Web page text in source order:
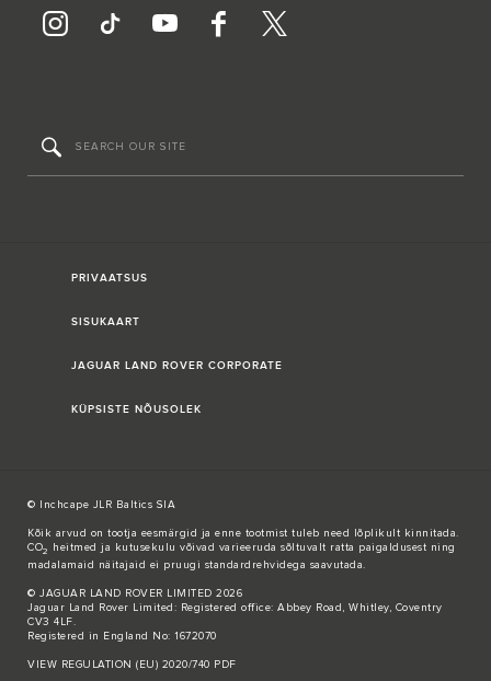
PRIVAATSUS
SISUKAART
JAGUAR LAND ROVER CORPORATE
KÜPSISTE NÕUSOLEK
© Inchcape JLR Baltics SIA
Kõik arvud on tootja eesmärgid ja enne tootmist tuleb need lõplikult kinnitada.
CO2
heitmed ja kutusekulu võivad varieeruda sõltuvalt ratta paigaldusest ning
madalamaid näitajaid ei pruugi standardrehvidega saavutada.
© JAGUAR LAND ROVER LIMITED 2026
Jaguar Land Rover Limited: Registered office: Abbey Road, Whitley, Coventry
CV3 4LF.
Registered in England No: 1672070
VIEW REGULATION (EU) 2020/740 PDF